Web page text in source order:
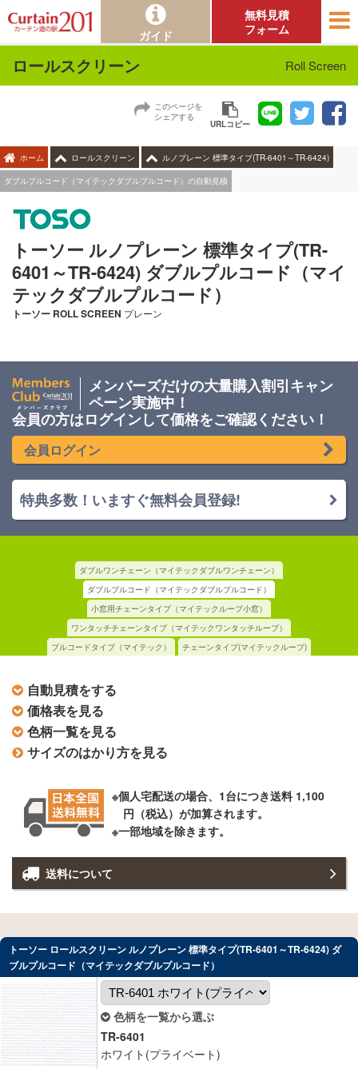
ガイド
無料見積
フォーム
ロールスクリーン Roll Screen
このページを
シェアする
URLコピー
ホーム ロールスクリーン ルノプレーン 標準タイプ(TR-6401～TR-6424)
ダブルプルコード（マイテックダブルプルコード）の自動見積
トーソー ルノプレーン 標準タイプ(TR-
6401～TR-6424) ダブルプルコード（マイ
テックダブルプルコード）
トーソー ROLL SCREEN プレーン
メンバーズだけの大量購入割引キャン
ペーン実施中！
会員の方はログインして価格をご確認ください！
会員ログイン
特典多数！いますぐ無料会員登録!
プルコードタイプ（マイテック） チェーンタイプ(マイテックループ)
ワンタッチチェーンタイプ（マイテックワンタッチループ）
小窓用チェーンタイプ（マイテックループ小窓）
ダブルプルコード（マイテックダブルプルコード）
ダブルワンチェーン（マイテックダブルワンチェーン）
自動見積をする
価格表を見る
色柄一覧を見る
サイズのはかり方を見る
個人宅配送の場合、1台につき送料 1,100
円（税込）が加算されます。
一部地域を除きます。
送料について
トーソー ロールスクリーン ルノプレーン 標準タイプ(TR-6401～TR-6424) ダ
ブルプルコード（マイテックダブルプルコード）
色柄を一覧から選ぶ
TR-6401
ホワイト(プライベート)